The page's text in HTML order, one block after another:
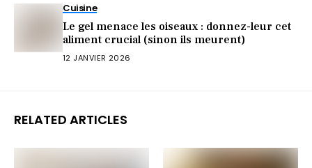
Cuisine
Le gel menace les oiseaux : donnez-leur cet
aliment crucial (sinon ils meurent)
12 JANVIER 2026
RELATED ARTICLES